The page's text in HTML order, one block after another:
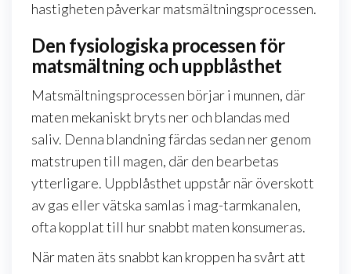
hastigheten påverkar matsmältningsprocessen.
Den fysiologiska processen för
matsmältning och uppblåsthet
Matsmältningsprocessen börjar i munnen, där
maten mekaniskt bryts ner och blandas med
saliv. Denna blandning färdas sedan ner genom
matstrupen till magen, där den bearbetas
ytterligare. Uppblåsthet uppstår när överskott
av gas eller vätska samlas i mag-tarmkanalen,
ofta kopplat till hur snabbt maten konsumeras.
När maten äts snabbt kan kroppen ha svårt att